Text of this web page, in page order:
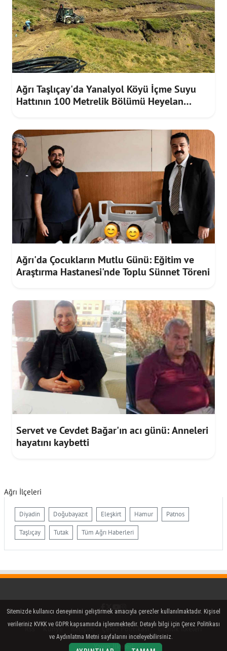
Ağrı Taşlıçay'da Yanalyol Köyü İçme Suyu
Hattının 100 Metrelik Bölümü Heyelan
Ağrı'da Çocukların Mutlu Günü: Eğitim ve
Araştırma Hastanesi'nde Toplu Sünnet Töreni
Servet ve Cevdet Bağar'ın acı günü: Anneleri
hayatını kaybetti
Ağrı İlçeleri
Diyadin Doğubayazıt Eleşkirt Hamur Patnos
Taşlıçay Tutak Tüm Ağrı Haberleri
Facebook
Twitter (X)
YouTube
Instagram
Rss Künye İletişim Çerez Politikası
Gizlilik İlkeleri
Yayın İlkeleri
Sitemizde kullanıcı deneyimini geliştirmek amacıyla çerezler kullanılmaktadır. Kişisel
verileriniz KVKK ve GDPR kapsamında işlenmektedir. Detaylı bilgi için Çerez Politikası
ve Aydınlatma Metni sayfalarını inceleyebilirsiniz.